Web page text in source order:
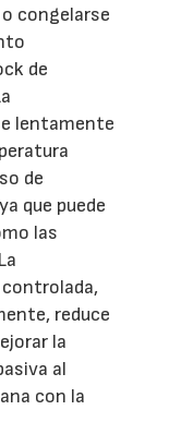
congelarse
de
lentamente
de
que puede
las
reduce
la
al
con la